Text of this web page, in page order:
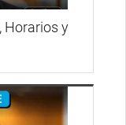
Horarios y